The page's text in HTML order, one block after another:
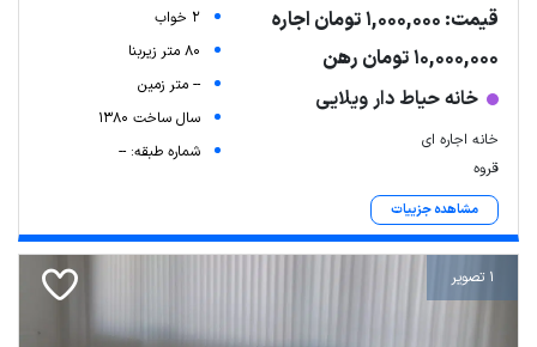
قیمت: 1,000,000 تومان اجاره
10,000,000 تومان رهن
خانه حیاط دار ویلایی
خانه اجاره ای
قروه
مشاهده جزییات
2 خواب
80 متر زیربنا
-- متر زمین
سال ساخت 1380
شماره طبقه: --
1 تصویر